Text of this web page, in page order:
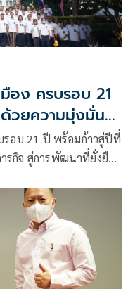
มือง ครบรอบ 21
วยความมุ่งมั่น
รพัฒนาที่ยั่งยืน
รดิจิทัล
รอบ 21 ปี พร้อมก้าวสู่ปีที่
รกิจ สู่การพัฒนาที่ยั่งยืน